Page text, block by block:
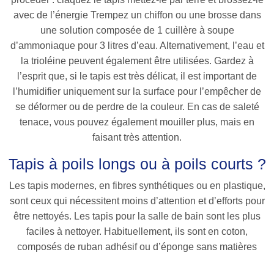
avec de l’énergie Trempez un chiffon ou une brosse dans
une solution composée de 1 cuillère à soupe
d’ammoniaque pour 3 litres d’eau. Alternativement, l’eau et
la trioléine peuvent également être utilisées. Gardez à
l’esprit que, si le tapis est très délicat, il est important de
l’humidifier uniquement sur la surface pour l’empêcher de
se déformer ou de perdre de la couleur. En cas de saleté
tenace, vous pouvez également mouiller plus, mais en
faisant très attention.
Tapis à poils longs ou à poils courts ?
Les tapis modernes, en fibres synthétiques ou en plastique,
sont ceux qui nécessitent moins d’attention et d’efforts pour
être nettoyés. Les tapis pour la salle de bain sont les plus
faciles à nettoyer. Habituellement, ils sont en coton,
composés de ruban adhésif ou d’éponge sans matières